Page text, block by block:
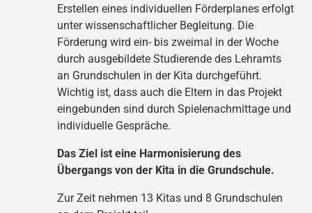
Erstellen eines individuellen Förderplanes erfolgt
unter wissenschaftlicher Begleitung. Die
Förderung wird ein- bis zweimal in der Woche
durch ausgebildete Studierende des Lehramts
an Grundschulen in der Kita durchgeführt.
Wichtig ist, dass auch die Eltern in das Projekt
eingebunden sind durch Spielenachmittage und
individuelle Gespräche.
Das Ziel ist eine Harmonisierung des
Übergangs von der Kita in die Grundschule.
Zur Zeit nehmen 13 Kitas und 8 Grundschulen